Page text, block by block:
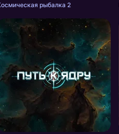
рыбалка 2